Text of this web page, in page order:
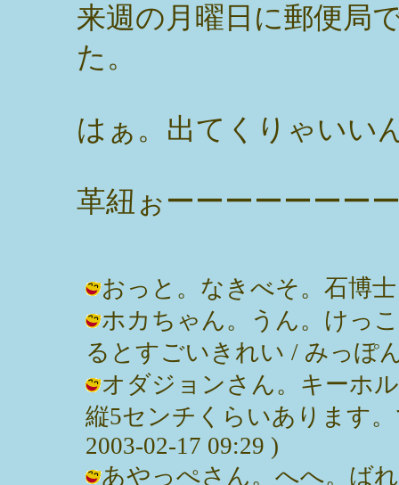
来週の月曜日に郵便局
た。
はぁ。出てくりゃいい
革紐ぉーーーーーーー
おっと。なきべそ。石博
ホカちゃん。うん。けっ
るとすごいきれい / みっぽ
オダジョンさん。キーホ
縦5センチくらいあります
2003-02-17 09:29 )
あやっぺさん。へへ。ば